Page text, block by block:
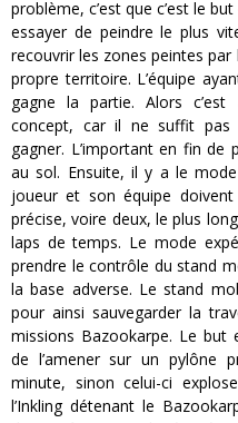
problème, c’est que c’est le
essayer de peindre le plus
recouvrir les zones peintes
propre territoire. L’équipe
gagne la partie. Alors
concept, car il ne suffit pas
gagner. L’important en fin de
au sol. Ensuite, il y a le
joueur et son équipe
précise, voire deux, le plus
laps de temps. Le mode
prendre le contrôle du stand
la base adverse. Le stand
pour ainsi sauvegarder la
missions Bazookarpe. Le but
de l’amener sur un pylône
minute, sinon celui-ci
l’Inkling détenant le